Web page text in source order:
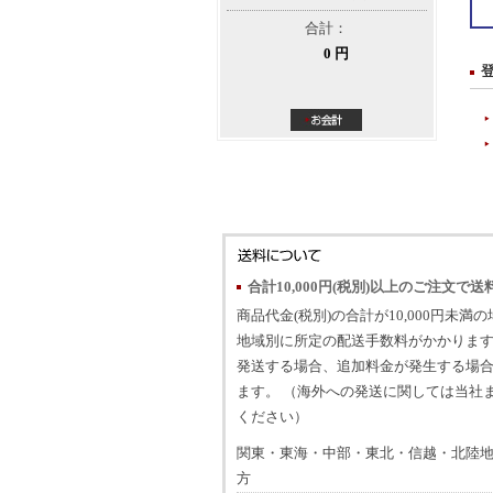
合計：
0 円
合計10,000円(税別)以上のご注文で送
商品代金(税別)の合計が10,000円未満の
地域別に所定の配送手数料がかかりま
発送する場合、追加料金が発生する場
ます。 （海外への発送に関しては当社
ください）
関東・東海・中部・東北・信越・北陸地
方